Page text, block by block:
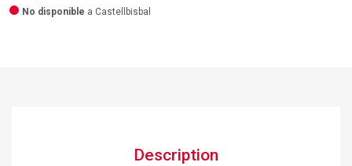
No disponible a Castellbisbal
Description